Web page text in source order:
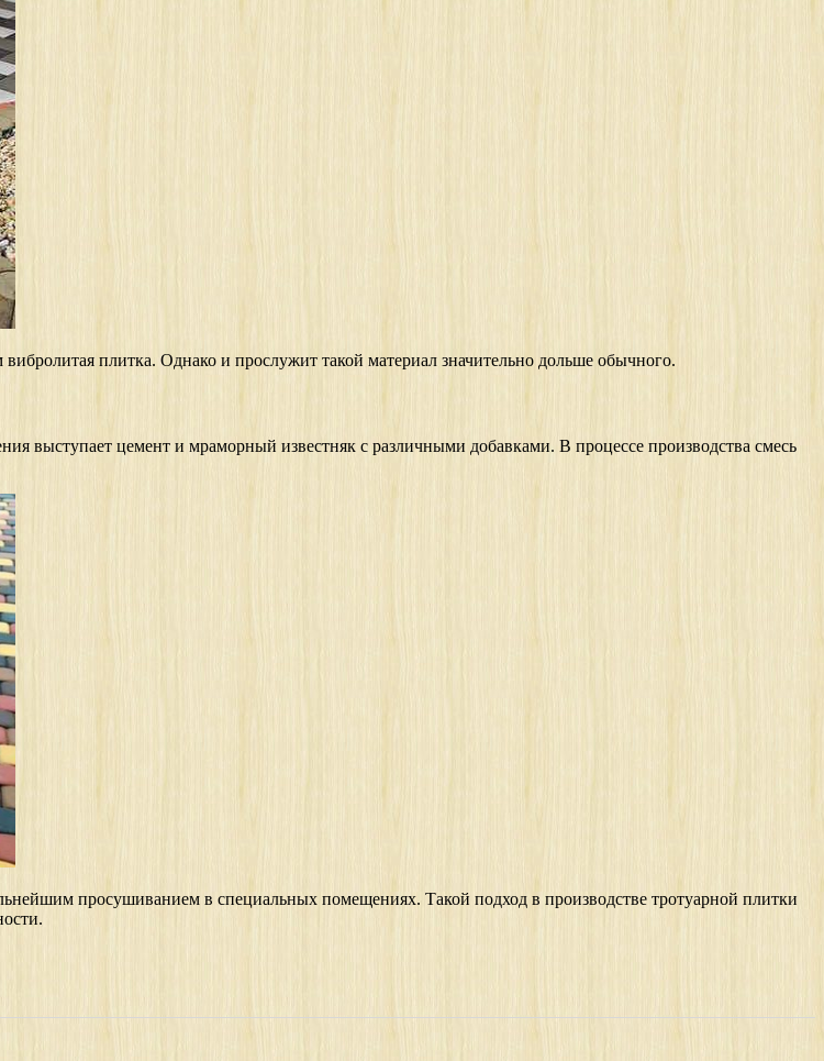
плитка. Однако и прослужит такой материал значительно дольше обычного.
выступает цемент и мраморный известняк с различными добавками. В процессе производства смесь
просушиванием в специальных помещениях. Такой подход в производстве тротуарной плитки